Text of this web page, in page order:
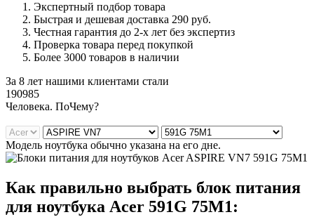
Экспертный подбор товара
Быстрая и дешевая доставка 290 руб.
Честная гарантия до 2-х лет без экспертиз
Проверка товара перед покупкой
Более 3000 товаров в наличии
За 8 лет нашими клиентами стали
190985
Человека. ПоЧему?
Модель ноутбука обычно указана на его дне.
Как правильно выбрать блок питания
для ноутбука Acer 591G 75M1: